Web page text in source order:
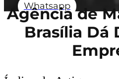
Whatsapp
Agência de
Brasília Dá